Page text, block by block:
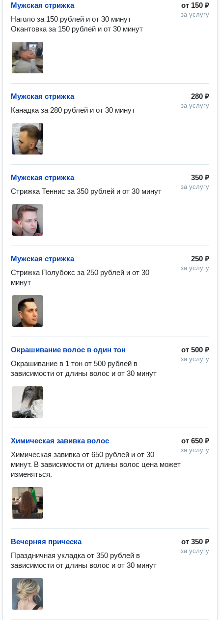
от 150 ₽
за услугу
Мужская стрижка
Наголо за 150 рублей и от 30 минут
280 ₽
за услугу
Мужская стрижка
Канадка за 280 рублей и от 30 минут
350 ₽
за услугу
Мужская стрижка
Стрижка Теннис за 350 рублей и от 30 минут
250 ₽
за услугу
Мужская стрижка
Стрижка Полубокс за 250 рублей и от 30
минут
от 500 ₽
за услугу
Окрашивание волос в один тон
Окрашивание в 1 тон от 500 рублей в
зависимости от длины волос и от 30 минут
от 650 ₽
за услугу
Химическая завивка волос
Химическая завивка от 650 рублей и от 30
минут. В зависимости от длины волос цена может
изменяться.
от 350 ₽
за услугу
Вечерняя прическа
Праздничная укладка от 350 рублей в
зависимости от длины волос и от 30 минут